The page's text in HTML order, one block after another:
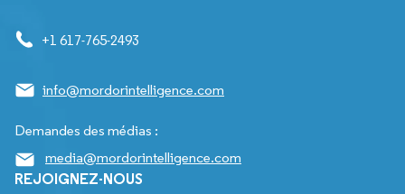
+1 617-765-2493
info@mordorintelligence.com
Demandes des médias :
media@mordorintelligence.com
REJOIGNEZ-NOUS